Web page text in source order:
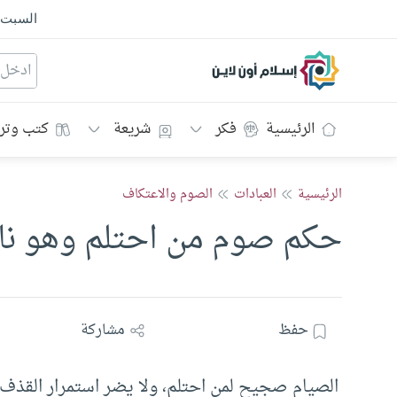
السبت
إسلام أون لاين
الرئيسية فكر شريعة كتب
الرئيسية العبادات الصوم والاعتكاف
حكم صوم من احتلم وهو
حفظ مشاركة
الصيام صجيح لمن احتلم، ولا يضر استمرار